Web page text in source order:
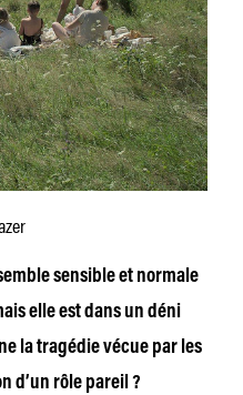
sensible et normale
elle est dans un déni
la tragédie vécue par les
d’un rôle pareil ?